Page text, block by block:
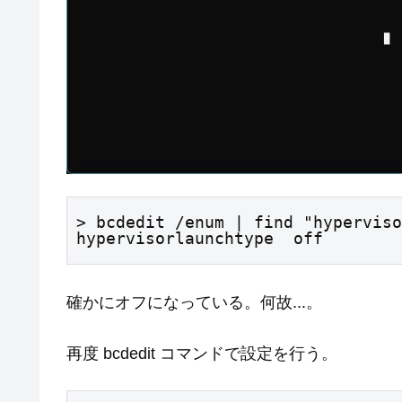
> bcdedit /enum | find
hypervisorlaunchtype  off
確かにオフになっている。何故...。
再度 bcdedit コマンドで設定を行う。